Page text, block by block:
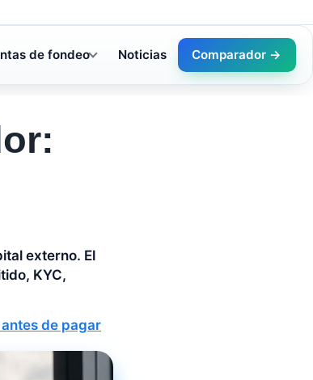
de fondeo Noticias Comparador →
externo. El
KYC,
de pagar